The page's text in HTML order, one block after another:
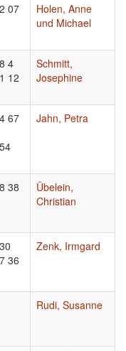
07
Holen, Anne
und Michael
4
12
Schmitt,
Josephine
67
Jahn, Petra
38
Übelein,
Christian
36
Zenk, Irmgard
Rudi, Susanne